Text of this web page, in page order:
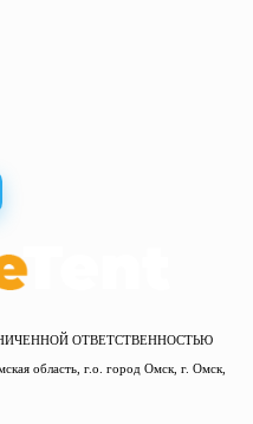
ОТВЕТСТВЕННОСТЬЮ
область, г.о. город Омск, г. Омск,